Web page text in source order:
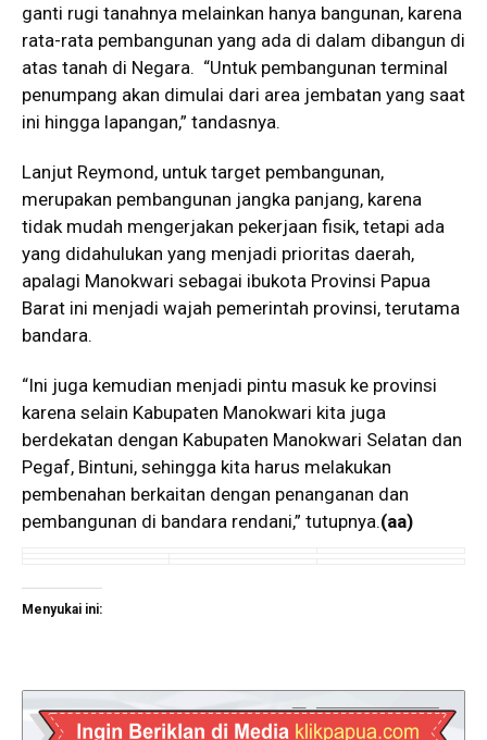
ganti rugi tanahnya melainkan hanya bangunan, karena
rata-rata pembangunan yang ada di dalam dibangun di
atas tanah di Negara. “Untuk pembangunan terminal
penumpang akan dimulai dari area jembatan yang saat
ini hingga lapangan,” tandasnya.
Lanjut Reymond, untuk target pembangunan,
merupakan pembangunan jangka panjang, karena
tidak mudah mengerjakan pekerjaan fisik, tetapi ada
yang didahulukan yang menjadi prioritas daerah,
apalagi Manokwari sebagai ibukota Provinsi Papua
Barat ini menjadi wajah pemerintah provinsi, terutama
bandara.
“Ini juga kemudian menjadi pintu masuk ke provinsi
karena selain Kabupaten Manokwari kita juga
berdekatan dengan Kabupaten Manokwari Selatan dan
Pegaf, Bintuni, sehingga kita harus melakukan
pembenahan berkaitan dengan penanganan dan
pembangunan di bandara rendani,” tutupnya.(aa)
Menyukai ini: